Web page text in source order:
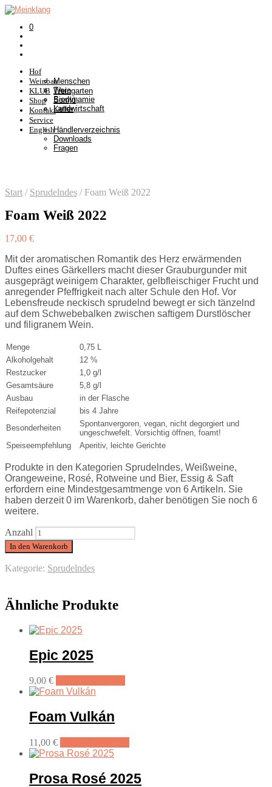
0
Hof
Menschen
Tiere
Biodynamie
Landwirtschaft
Weinbau
Weingarten
Somlò
Keller
KLUB
Shop
Kontakt
Service
Händlerverzeichnis
Downloads
Fragen
English
Start / Sprudelndes /Foam Weiß 2022
Foam Weiß 2022
17,00 €
Mit der aromatischen Romantik des Herz erwärmenden
Duftes eines Gärkellers macht dieser Grauburgunder mit
ausgeprägt weinigem Charakter, gelbfleischiger Frucht und
anregender Pfeffrigkeit nach alter Schule den Hof. Vor
Lebensfreude neckisch sprudelnd bewegt er sich tänzelnd
auf dem Schwebebalken zwischen saftigem Durstlöscher
und filigranem Wein.
Menge
0,75 L
Alkoholgehalt
12 %
Restzucker
1,0 g/l
Gesamtsäure
5,8 g/l
Ausbau
in der Flasche
Reifepotenzial
bis 4 Jahre
Besonderheiten
Spontanvergoren, vegan, nicht degorgiert und
ungeschwefelt. Vorsichtig öffnen, foamt!
Speiseempfehlung
Aperitiv, leichte Gerichte
Produkte in den Kategorien Sprudelndes, Weißweine,
Orangeweine, Rosé, Rotweine und Bier, Essig & Saft
erfordern eine Mindestgesamtmenge von 6 Artikeln. Sie
haben derzeit 0 im Warenkorb, daher benötigen Sie noch 6
weitere.
Anzahl
In den Warenkorb
Kategorie: Sprudelndes
Ähnliche Produkte
Epic 2025
9,00 €
Foam Vulkán
11,00 €
Prosa Rosé 2025